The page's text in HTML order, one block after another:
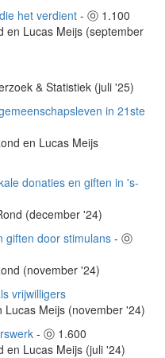
het verdient - ⓞ 1.100
en Lucas Meijs (september
& Statistiek (juli '25)
in 21ste
en Lucas Meijs
donaties en giften in 's-
(december '24)
giften door stimulans - ⓞ
(november '24)
vrijwilligers
Lucas Meijs (november '24)
- ⓞ 1.600
en Lucas Meijs (juli '24)